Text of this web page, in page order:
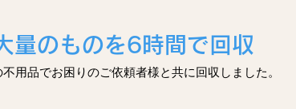
量のものを6時間で回収
用品でお困りのご依頼者様と共に回収しました。